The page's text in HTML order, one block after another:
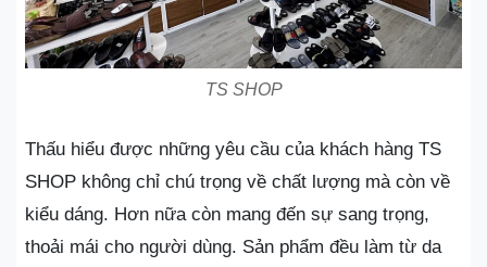
TS SHOP
Thấu hiểu được những yêu cầu của khách hàng TS
SHOP không chỉ chú trọng về chất lượng mà còn về
kiểu dáng. Hơn nữa còn mang đến sự sang trọng,
thoải mái cho người dùng. Sản phẩm đều làm từ da